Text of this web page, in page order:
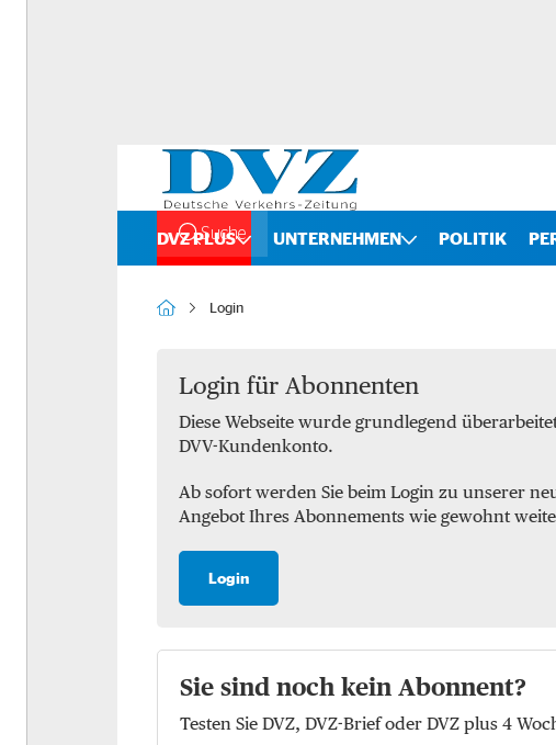
DVZ PLUS
Bilanzchecks
Fusionen und Übernahmen
Marktchecks
Vergleichschecks Top-
Hear the expert
Speech of the month
UNTERNEHMEN
Kombinierter Verkehr
Binnenschifffahrt
Luft
Logistik
POLITIK
Suche
Login
Login für Abonnenten
Diese Webseite wurde grundlegend
DVV-Kundenkonto.
Ab sofort werden Sie beim Login zu unserer
Angebot Ihres Abonnements wie gewohnt
Login
Sie sind noch kein Abonnent?
Testen Sie DVZ, DVZ-Brief oder DVZ plus 4